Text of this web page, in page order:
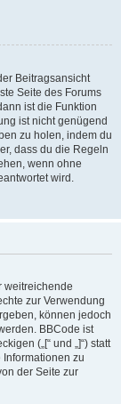
Beitragsansicht
Seite des Forums
ist die Funktion
ist nicht genügend
zu holen, indem du
dass du die Regeln
wenn ohne
wird.
weitreichende
zur Verwendung
können jedoch
BBCode ist
(„[“ und „]“) statt
Informationen zu
der Seite zur